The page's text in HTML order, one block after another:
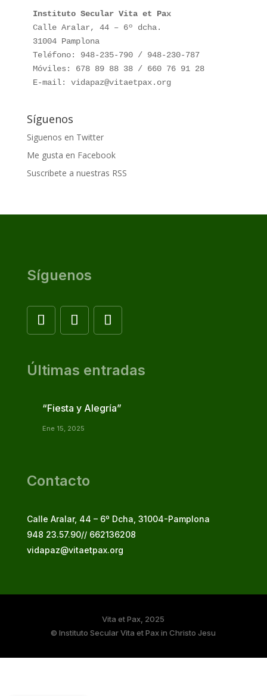
Instituto Secular Vita et Pax
Calle Aralar, 44 – 6º dcha.
31004 Pamplona
Teléfono: 948-235-790 / 948-230-787
Móviles: 678 89 88 38 / 660 76 91 28
E-mail: vidapaz@vitaetpax.org
Síguenos
Siguenos en Twitter
Me gusta en Facebook
Suscribete a nuestras RSS
Síguenos
Últimas entradas
“Fiesta y Alegría”
Ene 15, 2025
Contacto
Calle Aralar, 44 – 6º Dcha, 31004-Pamplona
948 23.57.90// 662136208
vidapaz@vitaetpax.org
Vita et Pax, 2025
© Instituto Secular Vita et Pax in Christo Jesu